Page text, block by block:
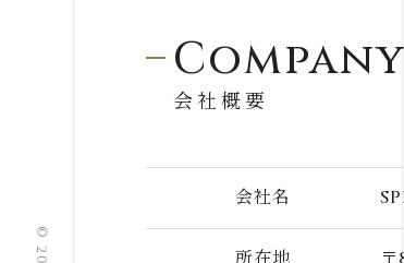
会社概要
会社名